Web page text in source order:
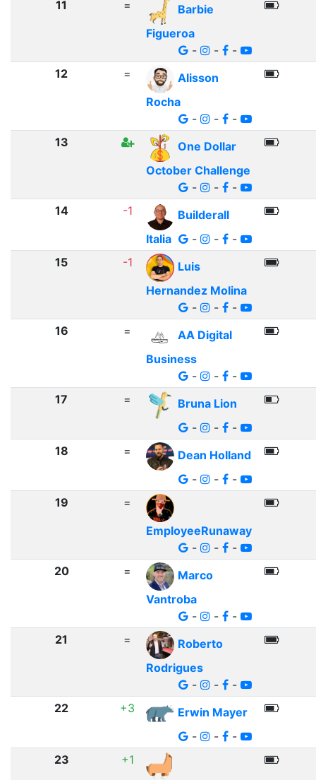
11 =
Barbie
Figueroa
-
-
-
12
=
Alisson
Rocha
-
-
-
13
One Dollar
October Challenge
-
-
-
14
-1
Builderall
Italia
- -
-
15
-1
Luis
Hernandez Molina
-
-
-
16
=
AA Digital
Business
-
-
-
17
=
Bruna Lion
-
-
-
18
=
Dean Holland
-
-
-
19
=
EmployeeRunaway
-
-
-
20
=
Marco
Vantroba
-
-
-
21
=
Roberto
Rodrigues
-
-
-
22
+3
Erwin Mayer
-
-
-
23
+1